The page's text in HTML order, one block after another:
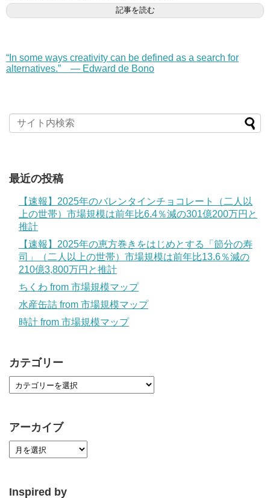
記事を読む
“In some ways creativity can be defined as a search for
alternatives.” — Edward de Bono
最近の投稿
【速報】2025年のバレンタインチョコレート（二人以
上の世帯）市場規模は前年比6.4％減の301億200万円と
推計
【速報】2025年の恵方巻きをはじめとする「節分の寿
司」（二人以上の世帯）市場規模は前年比13.6％減の
210億3,800万円と推計
ちくわ from 市場規模マップ
水産缶詰 from 市場規模マップ
時計 from 市場規模マップ
カテゴリー
アーカイブ
Inspired by